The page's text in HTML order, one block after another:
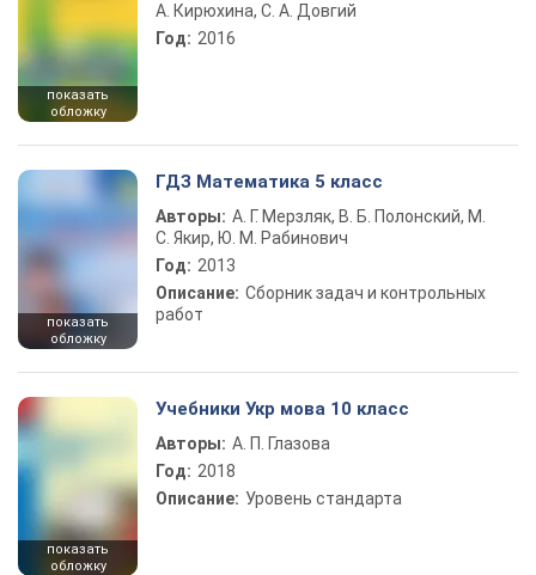
показать
обложку
А. Кирюхина, С. А. Довгий
Год: 2016
показать
обложку
ГДЗ Математика 5 класс
Авторы: А. Г. Мерзляк, В. Б. Полонский, М.
С. Якир, Ю. М. Рабинович
Год: 2013
Описание: Сборник задач и контрольных
работ
показать
обложку
Учебники Укр мова 10 класс
Авторы: А. П. Глазова
Год: 2018
Описание: Уровень стандарта